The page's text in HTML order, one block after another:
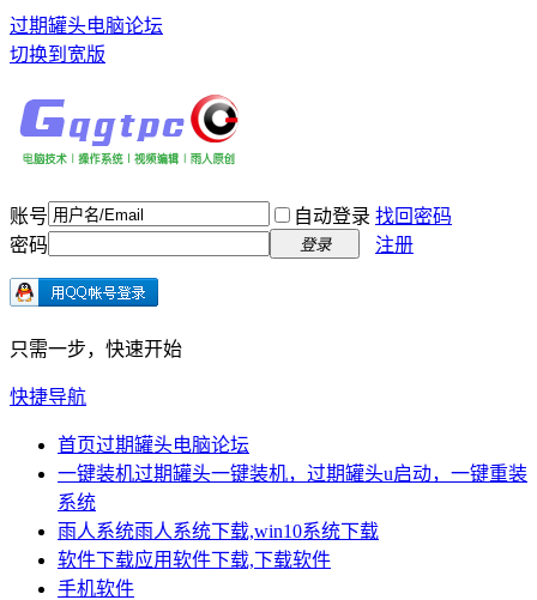
过期罐头电脑论坛
切换到宽版
账号 自动登录 找回密码
密码
登录 注册
只需一步，快速开始
快捷导航
首页过期罐头电脑论坛
一键装机过期罐头一键装机，过期罐头u启动，一键重装
系统
雨人系统雨人系统下载,win10系统下载
软件下载应用软件下载,下载软件
手机软件